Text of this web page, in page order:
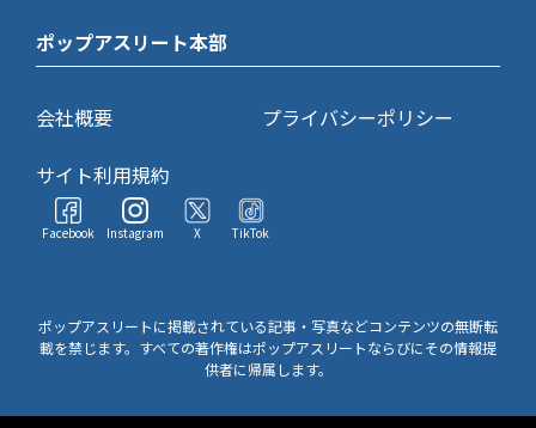
ポップアスリート本部
会社概要
プライバシーポリシー
サイト利用規約
Facebook Instagram X TikTok
ポップアスリートに掲載されている記事・写真などコンテンツの無断転
載を禁じます。すべての著作権はポップアスリートならびにその情報提
供者に帰属します。